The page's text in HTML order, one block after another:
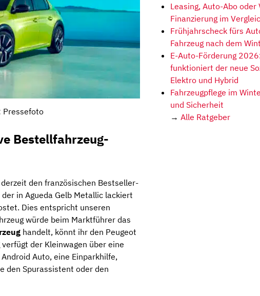
Pressefoto
Bestellfahrzeug-
den französischen Bestseller-
der in Agueda Gelb Metallic lackiert
Dies entspricht unseren
würde beim Marktführer das
handelt, könnt ihr den Peugeot
der Kleinwagen über eine
Auto, eine Einparkhilfe,
den Spurassistent oder den
Leasing, Auto-Abo oder
Finanzierung im
Frühjahrscheck fürs
Fahrzeug nach dem
E-Auto-Förderung
funktioniert der neue
Elektro und Hybrid
Fahrzeugpflege im
und Sicherheit
→ Alle Ratgeber